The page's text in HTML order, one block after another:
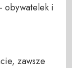
obywatelek i
zawsze